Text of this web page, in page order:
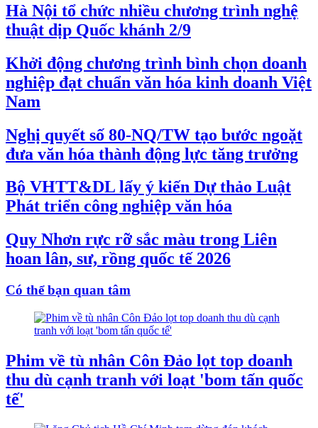
Hà Nội tổ chức nhiều chương trình nghệ
thuật dịp Quốc khánh 2/9
Khởi động chương trình bình chọn doanh
nghiệp đạt chuẩn văn hóa kinh doanh Việt
Nam
Nghị quyết số 80-NQ/TW tạo bước ngoặt
đưa văn hóa thành động lực tăng trưởng
Bộ VHTT&DL lấy ý kiến Dự thảo Luật
Phát triển công nghiệp văn hóa
Quy Nhơn rực rỡ sắc màu trong Liên
hoan lân, sư, rồng quốc tế 2026
Có thể bạn quan tâm
Phim về tù nhân Côn Đảo lọt top doanh
thu dù cạnh tranh với loạt 'bom tấn quốc
tế'